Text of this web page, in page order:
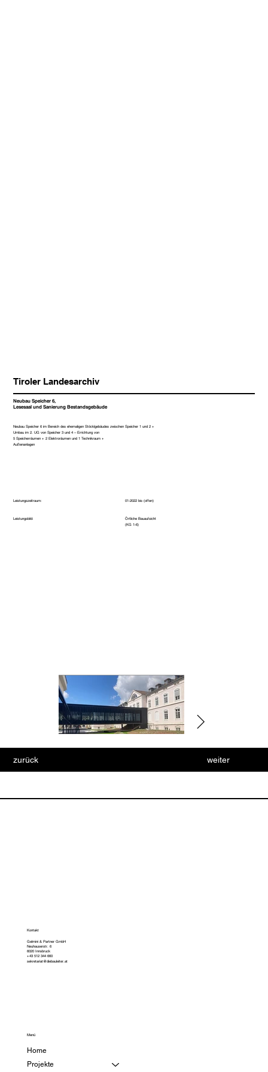
Neubau Speicher 6 im Bereich des ehemaligen Stöcklgebäudes zwischen Speicher 1 und 2 +
Umbau im 2. UG von Speicher 3 und 4 – Errichtung von
5 Speicherräumen + 2 Elektroräumen und 1 Technikraum +
Außenanlagen
Tiroler Landesarchiv
Neubau Speicher 6,
Lesesaal und Sanierung Bestandsgebäude
Leistungsbild:
01-2022 bis (offen)
Leistungszeitraum:
Örtliche Bauaufsicht
(KG 1-6)
weiter
zurück
Menü
Home
Projekte
Kontakt
Gelmini & Partner GmbH
Neuhauserstr. 6
6020 Innsbruck
+43 512 344 660
sekretariat@diebauleiter.at